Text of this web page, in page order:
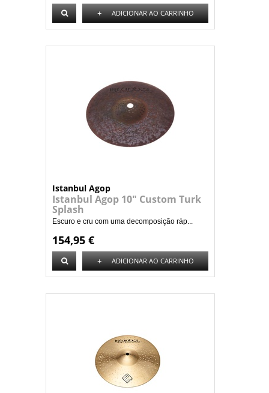
+ ADICIONAR AO CARRINHO
Istanbul Agop
Istanbul Agop 10" Custom Turk
Splash
Escuro e cru com uma decomposição ráp...
154,95 €
+ ADICIONAR AO CARRINHO